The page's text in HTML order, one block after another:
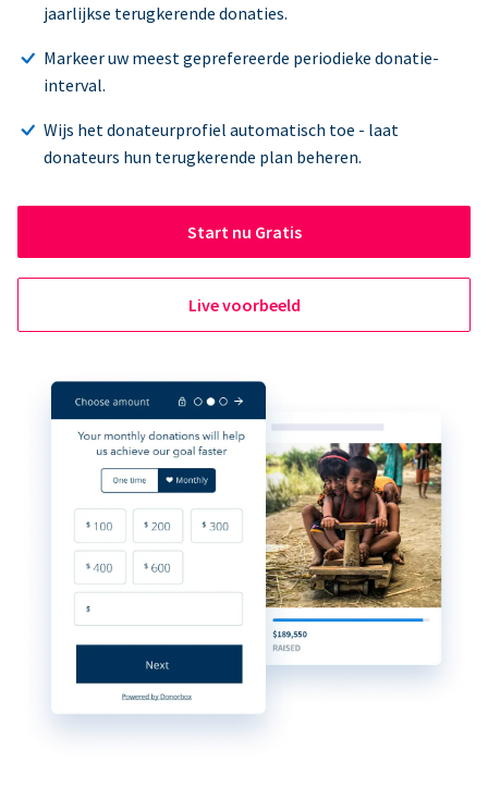
jaarlijkse terugkerende donaties.
Markeer uw meest geprefereerde periodieke donatie-
interval.
Wijs het donateurprofiel automatisch toe - laat
donateurs hun terugkerende plan beheren.
Start nu Gratis
Live voorbeeld